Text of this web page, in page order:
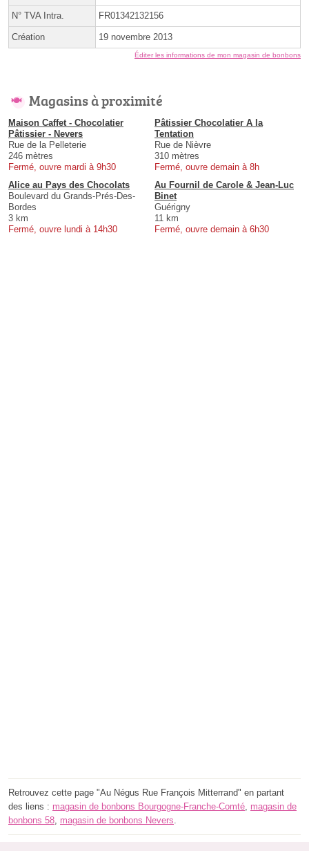
N° TVA Intra. FR01342132156
Création 19 novembre 2013
Éditer les informations de mon magasin de bonbons
Magasins à proximité
Maison Caffet - Chocolatier
Pâtissier - Nevers
Rue de la Pelleterie
246 mètres
Fermé, ouvre mardi à 9h30
Pâtissier Chocolatier A la
Tentation
Rue de Nièvre
310 mètres
Fermé, ouvre demain à 8h
Alice au Pays des Chocolats
Boulevard du Grands-Prés-Des-
Bordes
3 km
Fermé, ouvre lundi à 14h30
Au Fournil de Carole & Jean-Luc
Binet
Guérigny
11 km
Fermé, ouvre demain à 6h30
Retrouvez cette page "Au Négus Rue François Mitterrand" en partant
des liens : magasin de bonbons Bourgogne-Franche-Comté magasin de
bonbons 58 magasin de bonbons Nevers